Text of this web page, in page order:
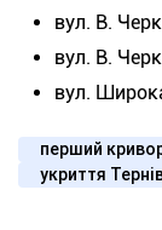
вул. В.
вул. В.
вул.
перший
укриття